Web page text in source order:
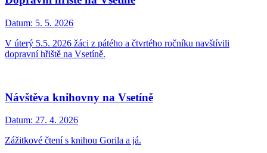
Datum: 5. 5. 2026
V úterý 5.5. 2026 žáci z pátého a čtvrtého ročníku navštívili
dopravní hřiště na Vsetíně.
Návštěva knihovny na Vsetíně
Datum: 27. 4. 2026
Zážitkové čtení s knihou Gorila a já.